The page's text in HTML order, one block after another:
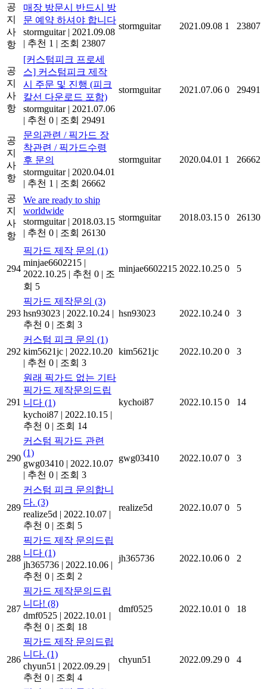
공
지
사
항
매장 방문시 반드시 방
문 예약 하셔야 합니다
stormguitar | 2021.09.08
| 추천 1 | 조회 23807
stormguitar 2021.09.08 1 23807
공
지
사
항
[커스텀피크 프로세
스] 커스텀피크 제작
시 주문 및 진행 (피크
칼선 다운로드 포함)
stormguitar | 2021.07.06
| 추천 0 | 조회 29491
stormguitar 2021.07.06 0 29491
공
지
사
항
문의관련 / 픽가드 장
착관련 / 픽가드수령
후 문의
stormguitar | 2020.04.01
| 추천 1 | 조회 26662
stormguitar 2020.04.01 1 26662
공
지
사
항
We are ready to ship
worldwide
stormguitar | 2018.03.15
| 추천 0 | 조회 26130
stormguitar 2018.03.15 0 26130
294
픽가드 제작 문의 (1)
minjae6602215 |
2022.10.25 | 추천 0 | 조
회 5
minjae6602215 2022.10.25 0 5
293
픽가드 제작문의 (3)
hsn93023 | 2022.10.24 |
추천 0 | 조회 3
hsn93023 2022.10.24 0 3
292
커스텀 피크 문의 (1)
kim5621jc | 2022.10.20
| 추천 0 | 조회 3
kim5621jc 2022.10.20 0 3
291
원래 픽가드 없는 기타
픽가드 제작문의드립
니다 (1)
kychoi87 | 2022.10.15 |
추천 0 | 조회 14
kychoi87 2022.10.15 0 14
290
커스텀 픽가드 관련
(1)
gwg03410 | 2022.10.07
| 추천 0 | 조회 3
gwg03410 2022.10.07 0 3
289
커스텀 피크 문의합니
다. (3)
realize5d | 2022.10.07 |
추천 0 | 조회 5
realize5d 2022.10.07 0 5
288
픽가드 제작 문의드립
니다 (1)
jh365736 | 2022.10.06 |
추천 0 | 조회 2
jh365736 2022.10.06 0 2
287
픽가드 제작문의드립
니다! (8)
dmf0525 | 2022.10.01 |
추천 0 | 조회 18
dmf0525 2022.10.01 0 18
286
픽가드 제작 문의드립
니다. (1)
chyun51 | 2022.09.29 |
추천 0 | 조회 4
chyun51 2022.09.29 0 4